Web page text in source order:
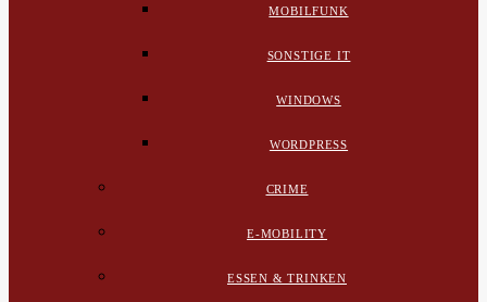
MOBILFUNK
SONSTIGE IT
WINDOWS
WORDPRESS
CRIME
E-MOBILITY
ESSEN & TRINKEN